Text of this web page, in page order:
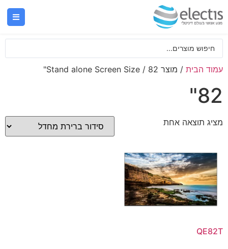
עמוד הבית / מוצר Stand alone Screen Size / 82"
82"
מציג תוצאה אחת
QE82T